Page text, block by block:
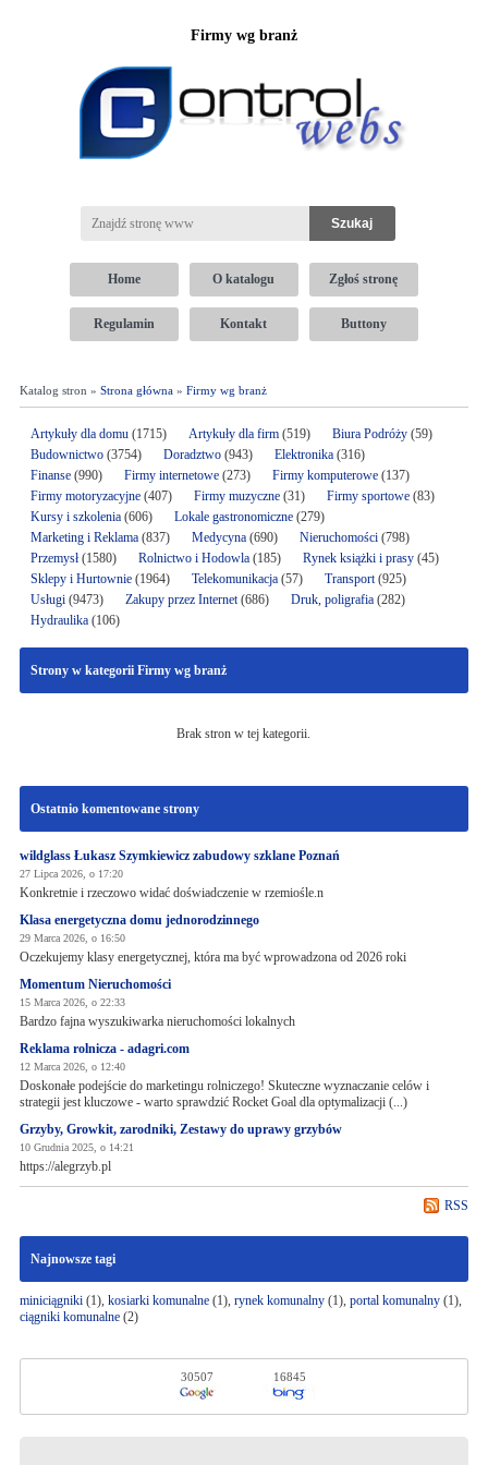
Firmy wg branż
Home O katalogu Zgłoś stronę
Regulamin Kontakt Buttony
Katalog stron » Strona główna» Firmy wg branż
Artykuły dla domu(1715) Artykuły dla firm(519) Biura Podróży(59)
Budownictwo(3754) Doradztwo(943) Elektronika (316)
Finanse(990) Firmy internetowe (273) Firmy komputerowe(137)
Firmy motoryzacyjne(407) Firmy muzyczne(31) Firmy sportowe(83)
Kursy i szkolenia(606) Lokale gastronomiczne(279)
Marketing i Reklama(837) Medycyna(690) Nieruchomości(798)
Przemysł(1580) Rolnictwo i Hodowla(185) Rynek książki i prasy(45)
Sklepy i Hurtownie(1964) Telekomunikacja(57) Transport(925)
Usługi(9473) Zakupy przez Internet(686) Druk, poligrafia(282)
Hydraulika(106)
Strony w kategorii Firmy wg branż
Brak stron w tej kategorii.
Ostatnio komentowane strony
wildglass Łukasz Szymkiewicz zabudowy szklane Poznań
27 Lipca 2026, o 17:20
Konkretnie i rzeczowo widać doświadczenie w rzemiośle.n
Klasa energetyczna domu jednorodzinnego
29 Marca 2026, o 16:50
Oczekujemy klasy energetycznej, która ma być wprowadzona od 2026 roki
Momentum Nieruchomości
15 Marca 2026, o 22:33
Bardzo fajna wyszukiwarka nieruchomości lokalnych
Reklama rolnicza - adagri.com
12 Marca 2026, o 12:40
Doskonałe podejście do marketingu rolniczego! Skuteczne wyznaczanie celów i
strategii jest kluczowe - warto sprawdzić Rocket Goal dla optymalizacji (...)
Grzyby, Growkit, zarodniki, Zestawy do uprawy grzybów
10 Grudnia 2025, o 14:21
https://alegrzyb.pl
RSS
Najnowsze tagi
miniciągniki(1), kosiarki komunalne(1), rynek komunalny(1), portal komunalny(1),
ciągniki komunalne(2)
30507 16845